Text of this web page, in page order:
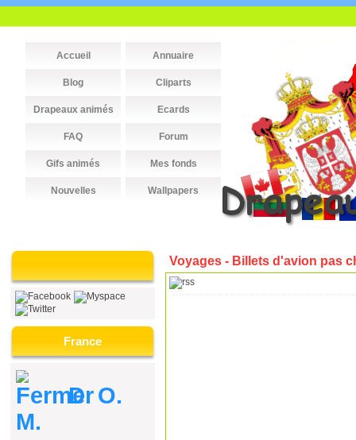
Accueil Annuaire
Blog Cliparts
Drapeaux animés Ecards
FAQ Forum
Gifs animés Mes fonds
Nouvelles Wallpapers
France
D. O.
M.
Voyages - Billets d'avion pas